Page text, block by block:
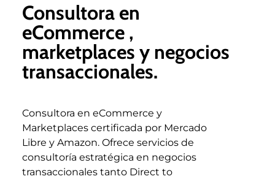
Consultora en
eCommerce ,
marketplaces y negocios
transaccionales.
Consultora en eCommerce y
Marketplaces certificada por Mercado
Libre y Amazon. Ofrece servicios de
consultoría estratégica en negocios
transaccionales tanto Direct to